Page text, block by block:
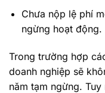
Chưa nộp lệ phí
ngừng hoạt động.
Trong trường hợp
doanh nghiệp sẽ
năm tạm ngừng.